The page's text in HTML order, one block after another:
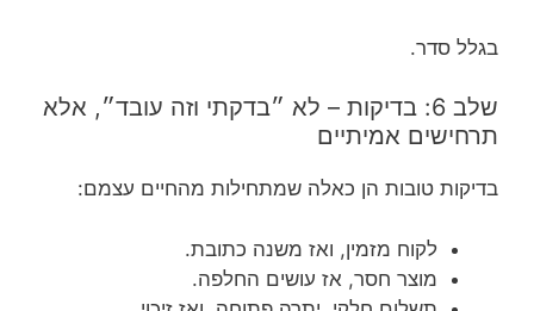
בגלל סדר.
שלב 6: בדיקות – לא ״בדקתי וזה עובד״, אלא
תרחישים אמיתיים
בדיקות טובות הן כאלה שמתחילות מהחיים עצמם:
לקוח מזמין, ואז משנה כתובת.
מוצר חסר, אז עושים החלפה.